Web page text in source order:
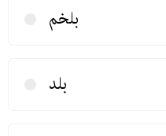
بلخم
بلد